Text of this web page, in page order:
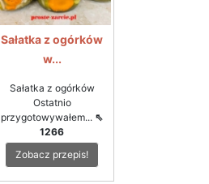
Sałatka z ogórków
w...
Sałatka z ogórków
Ostatnio
przygotowywałem... ⇖
1266
Zobacz przepis!